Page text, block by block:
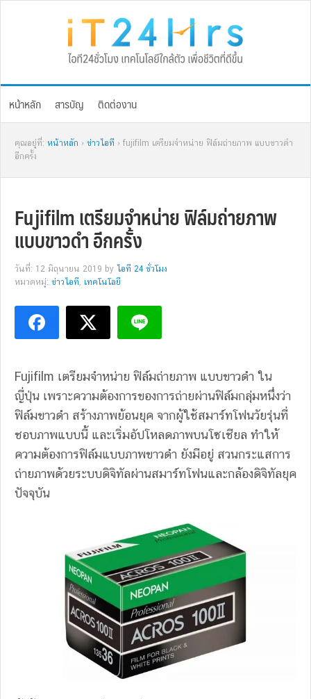
หน้าหลัก สารบัญ ติดต่องาน
คุณอยู่ที่: หน้าหลัก › ข่าวไอที › fujifilm เตรียมจำหน่าย ฟิล์มถ่ายภาพ แบบขาวดำ
อีกครั้ง
Fujifilm เตรียมจำหน่าย ฟิล์มถ่ายภาพ
แบบขาวดำ อีกครั้ง
วันที่: 12 มิถุนายน 2019 by ไอที 24 ชั่วโมง
หมวดหมู่: ข่าวไอที, เทคโนโลยี
Fujifilm เตรียมจำหน่าย ฟิล์มถ่ายภาพ แบบขาวดำ ใน
ญี่ปุ่น เพราะความต้องการของการถ่ายผ่านฟิล์มกลุ่มหนึ่งว่า
ฟิล์มขาวดำ สร้างภาพย้อนยุค จากผู้ใช้สมาร์ทโฟนวัยรุ่นที่
ชอบภาพแบบนี้ และเริ่มอัปโหลดภาพบนโซเชียล ทำให้
ความต้องการฟิล์มแบบภาพขาวดำ ยังมีอยู่ สวนกระแสการ
ถ่ายภาพด้วยระบบดิจิทัลผ่านสมาร์ทโฟนและกล้องดิจิทัลยุค
ปัจจุบัน